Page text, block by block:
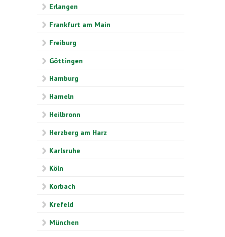
Erlangen
Frankfurt am Main
Freiburg
Göttingen
Hamburg
Hameln
Heilbronn
Herzberg am Harz
Karlsruhe
Köln
Korbach
Krefeld
München